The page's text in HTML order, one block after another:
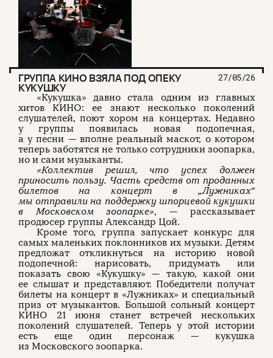
ГРУППА КИНО ВЗЯЛА ПОД ОПЕКУ
КУКУШКУ
27/05/26
«Кукушка» давно стала одним из главных
хитов КИНО: ее знают несколько поколений
слушателей, поют хором на концертах. Недавно
у группы появилась новая подопечная,
а у песни — вполне реальный маскот, о котором
теперь заботятся не только сотрудники зоопарка,
но и сами музыканты.
«Коллектив решил, что успех должен
приносить пользу. Часть средств от проданных
билетов на концерт в „Лужниках“
мы отправили на поддержку шпорцевой кукушки
в Московском зоопарке», — рассказывает
продюсер группы Александр Цой.
Кроме того, группа запускает конкурс для
самых маленьких поклонников их музыки. Детям
предложат откликнуться на историю новой
подопечной: нарисовать, придумать или
показать свою «Кукушку» — такую, какой они
ее слышат и представляют. Победители получат
билеты на концерт в «Лужниках» и специальный
приз от музыкантов. Большой сольный концерт
КИНО 21 июня станет встречей нескольких
поколений слушателей. Теперь у этой истории
есть еще один персонаж — кукушка
из Московского зоопарка.